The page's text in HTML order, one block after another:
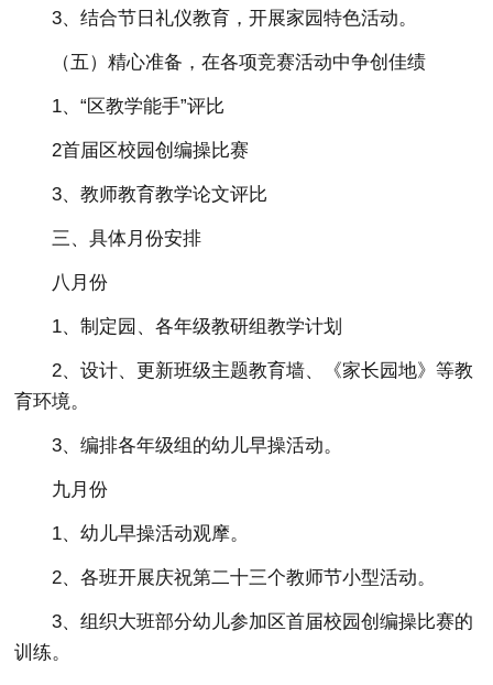
3、结合节日礼仪教育，开展家园特色活动。
（五）精心准备，在各项竞赛活动中争创佳绩
1、“区教学能手”评比
2首届区校园创编操比赛
3、教师教育教学论文评比
三、具体月份安排
八月份
1、制定园、各年级教研组教学计划
2、设计、更新班级主题教育墙、《家长园地》等教
育环境。
3、编排各年级组的幼儿早操活动。
九月份
1、幼儿早操活动观摩。
2、各班开展庆祝第二十三个教师节小型活动。
3、组织大班部分幼儿参加区首届校园创编操比赛的
训练。